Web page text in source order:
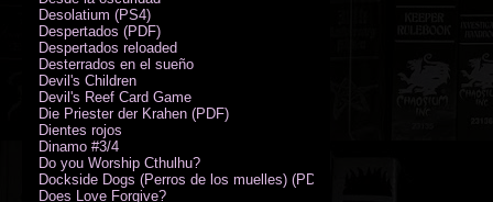
Desolatium (PS4)
Despertados (PDF)
Despertados reloaded
Desterrados en el sueño
Devil's Children
Devil's Reef Card Game
Die Priester der Krahen (PDF)
Dientes rojos
Dinamo #3/4
Do you Worship Cthulhu?
Dockside Dogs (Perros de los muelles) (PDF)
Does Love Forgive?